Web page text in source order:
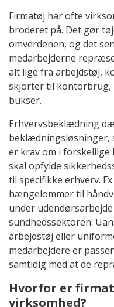
Firmatøj har ofte
broderet på. Det gør
omverdenen, og det
medarbejderne
alt lige fra arbejdstøj,
skjorter til kontorbrug,
bukser.
Erhvervsbeklædning
beklædningsløsninger,
er krav om i
skal opfylde
til specifikke erhverv.
hængelommer til
under
sundhedssektoren.
arbejdstøj eller
medarbejdere er
samtidig med at de
Hvorfor er
virksomhed?